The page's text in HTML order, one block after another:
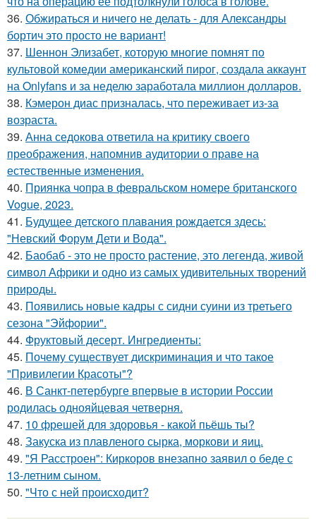
36. Обжираться и ничего не делать - для Александры
бортич это просто не вариант!
37. Шеннон Элизабет, которую многие помнят по
культовой комедии американский пирог, создала аккаунт
на Onlyfans и за неделю заработала миллион долларов.
38. Кэмерон диас призналась, что переживает из-за
возраста.
39. Анна седокова ответила на критику своего
преображения, напомнив аудитории о праве на
естественные изменения.
40. Приянка чопра в февральском номере британского
Vogue, 2023.
41. Будущее детского плавания рождается здесь:
"Невский Форум Дети и Вода".
42. Баобаб - это не просто растение, это легенда, живой
символ Африки и одно из самых удивительных творений
природы.
43. Появились новые кадры с сидни суини из третьего
сезона "Эйфории".
44. Фруктовый десерт. Ингредиенты:
45. Почему существует дискриминация и что такое
"Привилегии Красоты"?
46. В Санкт-петербурге впервые в истории России
родилась однояйцевая четверня.
47. 10 фрешей для здоровья - какой пьёшь ты?
48. Закуска из плавленого сырка, моркови и яиц.
49. "Я Расстроен": Киркоров внезапно заявил о беде с
13-летним сыном.
50. "Что с ней происходит?